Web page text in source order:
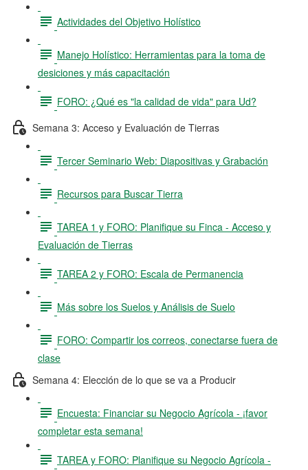
Actividades del Objetivo Holístico
Manejo Holístico: Herramientas para la toma de
desiciones y más capacitación
FORO: ¿Qué es "la calidad de vida" para Ud?
Semana 3: Acceso y Evaluación de Tierras
Tercer Seminario Web: Diapositivas y Grabación
Recursos para Buscar Tierra
TAREA 1 y FORO: Planifique su Finca - Acceso y
Evaluación de Tierras
TAREA 2 y FORO: Escala de Permanencia
Más sobre los Suelos y Análisis de Suelo
FORO: Compartir los correos, conectarse fuera de
clase
Semana 4: Elección de lo que se va a Producir
Encuesta: Financiar su Negocio Agrícola - ¡favor
completar esta semana!
TAREA y FORO: Planifique su Negocio Agrícola -